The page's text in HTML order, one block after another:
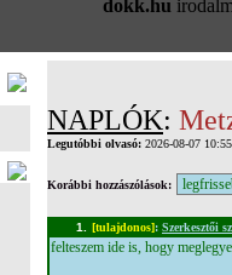
dokk.hu
NAPLÓK:
Legutóbbi olvasó: 2026-08-07
Korábbi hozzászólások:
1. [tulajdonos]: Szerkesztői
felteszem ide is, hogy